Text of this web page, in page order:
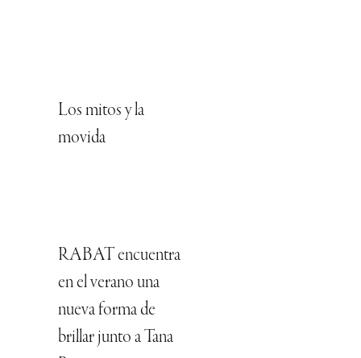
Los mitos y la
movida
RABAT encuentra
en el verano una
nueva forma de
brillar junto a Tana